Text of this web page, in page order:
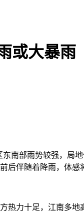
或大暴雨
部雨势较强，局
后伴随着降雨，体感
力十足，江南多地